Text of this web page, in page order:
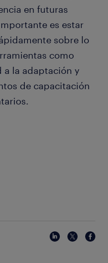
en futuras
es estar
sobre lo
como
a la adaptación y
de capacitación